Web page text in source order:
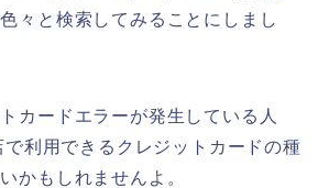
々と検索してみることにしまし
カードエラーが発生している人
利用できるクレジットカードの種
かもしれませんよ。